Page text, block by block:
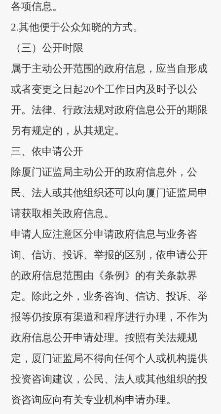
各项信息。
2.其他便于公众知晓的方式。
（三）公开时限
属于主动公开范围的政府信息，应当自形成
或者变更之日起20个工作日内及时予以公
开。法律、行政法规对政府信息公开的期限
另有规定的，从其规定。
三、依申请公开
除厦门证监局主动公开的政府信息外，公
民、法人或其他组织还可以向厦门证监局申
请获取相关政府信息。
申请人应注意区分申请政府信息与业务咨
询、信访、投诉、举报的区别，依申请公开
的政府信息范围由《条例》的有关条款界
定。除此之外，业务咨询、信访、投诉、举
报等仍按原有渠道和程序进行办理，不作为
政府信息公开申请处理。按照有关法规规
定，厦门证监局不得向任何个人或机构提供
投资咨询建议，公民、法人或其他组织的投
资咨询应向有关专业机构申请办理。